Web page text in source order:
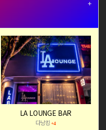
+
LA LOUNGE BAR
다낭킹 +4